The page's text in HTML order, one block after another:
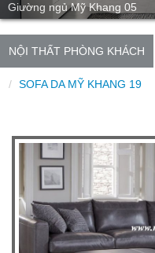
Giường ngủ Mỹ Khang 05
NỘI THẤT PHÒNG KHÁCH
SOFA DA MỸ KHANG 19